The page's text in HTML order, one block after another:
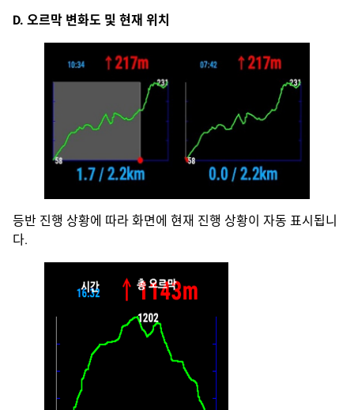
D. 오르막 변화도 및 현재 위치
등반 진행 상황에 따라 화면에 현재 진행 상황이 자동 표시됩니
다.